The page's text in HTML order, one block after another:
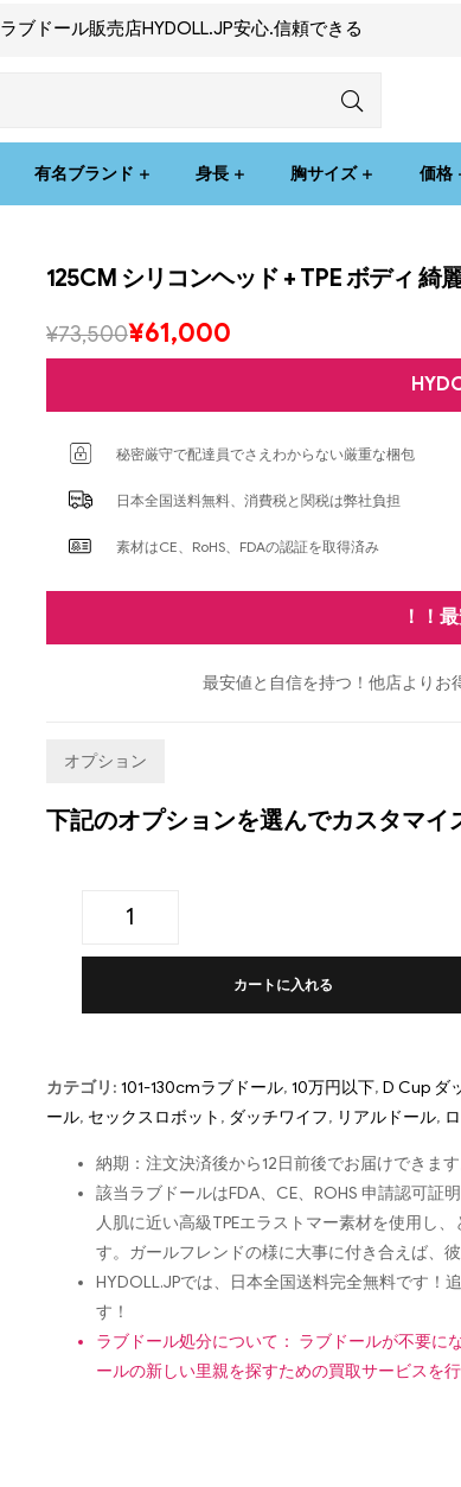
ラブドール販売店HYDOLL.JP安心.信頼できる
有名ブランド 身長 胸サイズ 価格
125CM シリコンヘッド + TPE ボディ 綺
¥73,500¥61,000
秘密厳守で配達員でさえわからない厳重な梱包
日本全国送料無料、消費税と関税は弊社負担
素材はCE、RoHS、FDAの認証を取得済み
！！
最安値と自信を持つ！他店よりお
オプション
下記のオプションを選んでカスタマイ
カートに入れる
カテゴリ: 101-130cmラブドール, 10万円以下, D Cup ダ
ール, セックスロボット , ダッチワイフ, リアルドール,
納期：注文決済後から12日前後でお届けできます
該当ラブドールはFDA、CE、ROHS 申請認可証
人肌に近い高級TPEエラストマー素材を使用し
す。ガールフレンドの様に大事に付き合えば、
HYDOLL.JPでは、日本全国送料完全無料です！
す！
ラブドール処分について： ラブドールが不要にな
ールの新しい里親を探すための買取サービスを